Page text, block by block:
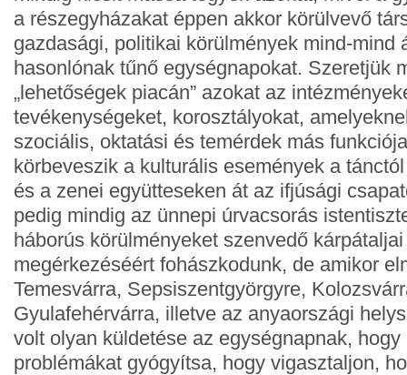
a részegyházakat éppen akkor körülvevő
gazdasági, politikai körülmények mind-mind
hasonlónak tűnő egységnapokat. Szeretjük
„lehetőségek piacán” azokat az
tevékenységeket, korosztályokat,
szociális, oktatási és temérdek más
körbeveszik a kulturális események a
és a zenei együtteseken át az ifjúsági
pedig mindig az ünnepi úrvacsorás
háborús körülményeket szenvedő
megérkezéséért fohászkodunk, de amikor
Temesvárra, Sepsiszentgyörgyre,
Gyulafehérvárra, illetve az anyaországi
volt olyan küldetése az egységnapnak,
problémákat gyógyítsa, hogy vigasztaljon,